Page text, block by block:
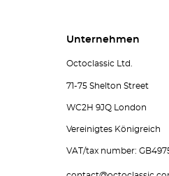
Unternehmen
Octoclassic Ltd.
71-75 Shelton Street
WC2H 9JQ London
Vereinigtes Königreich
VAT/tax number: